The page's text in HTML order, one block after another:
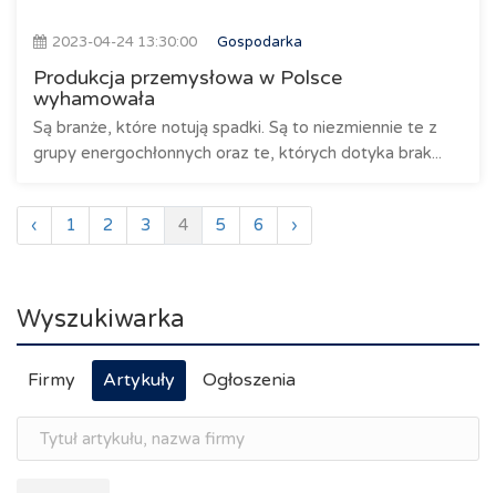
2023-04-24 13:30:00 Gospodarka
Produkcja przemysłowa w Polsce
wyhamowała
Są branże, które notują spadki. Są to niezmiennie te z
grupy energochłonnych oraz te, których dotyka brak...
‹ 1 2 3 4 5 6 ›
Wyszukiwarka
Firmy Artykuły Ogłoszenia